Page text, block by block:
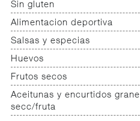
Avellanas
Nueces
Pipas
Frutos secos garrapiñados
Garbanzos torraos
Maiz tostado
Maiz para palomitas
Chocolate
Expositores kinder
Snacks
Chicles
Caramelos
Sin gluten
Sin gluten schär
Alimentacion deportiva
Alimentacion deportiva
Alimentacion deportiva
barritas
Salsas y especias
Salsas carniceria
Especias carniceria
Huevos
Huevos
Frutos secos
Frutos secos
Aceitunas y encurtidos granel
secc/fruta